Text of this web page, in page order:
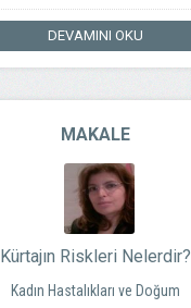
DEVAMINI OKU
MAKALE
Kürtajın Riskleri Nelerdir?
Kadın Hastalıkları ve Doğum